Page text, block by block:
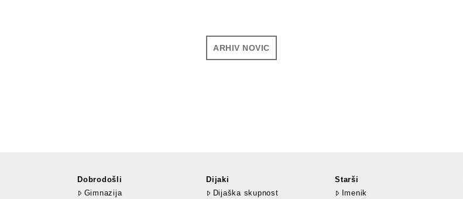
ARHIV NOVIC
Dobrodošli
Gimnazija
Dijaki
Dijaška skupnost
Starši
Imenik